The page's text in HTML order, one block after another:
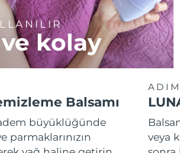
kolay
Balsamı
büyüklüğünde
parmaklarınızın
veya